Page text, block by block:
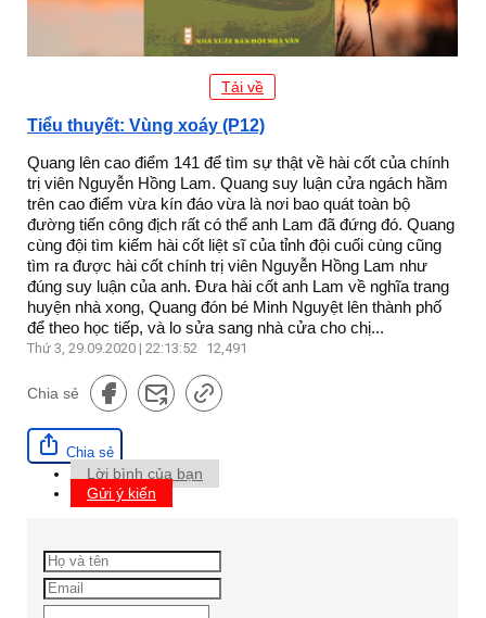
Tải về
Tiểu thuyết: Vùng xoáy (P12)
Quang lên cao điểm 141 để tìm sự thật về hài cốt của chính
trị viên Nguyễn Hồng Lam. Quang suy luận cửa ngách hầm
trên cao điểm vừa kín đáo vừa là nơi bao quát toàn bộ
đường tiến công địch rất có thể anh Lam đã đứng đó. Quang
cùng đội tìm kiếm hài cốt liệt sĩ của tỉnh đội cuối cùng cũng
tìm ra được hài cốt chính trị viên Nguyễn Hồng Lam như
đúng suy luận của anh. Đưa hài cốt anh Lam về nghĩa trang
huyện nhà xong, Quang đón bé Minh Nguyệt lên thành phố
để theo học tiếp, và lo sửa sang nhà cửa cho chị...
Thứ 3, 29.09.2020 | 22:13:52 12,491
Chia sẻ
Chia sẻ
Lời bình của bạn
Gửi ý kiến